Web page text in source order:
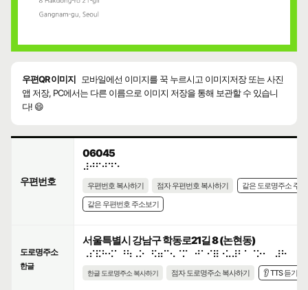
우편QR 이미지
모바일에선 이미지를 꾹 누르시고 이미지저장 또는 사진
앱 저장, PC에서는 다른 이름으로 이미지 저장을 통해 보관할 수 있습니
다! 😄
우편번호
06045
⠼⠚⠋⠚⠙⠑
우편번호 복사하기 점자 우편번호 복사하기
같은 도로명주소 주
같은 우편번호 주소보기
도로명주소
한글
서울특별시 강남구 학동로21길 8 (논현동)
⠠⠎⠯⠓⠪⠁⠘⠳⠠⠕⠀⠫⠶⠉⠢⠈⠍⠀⠚⠁⠊⠿⠐⠥⠼⠃⠁⠈⠕⠂⠀⠼⠓
한글 도로명주소 복사하기 점자 도로명주소 복사하기 👂 TTS 듣기